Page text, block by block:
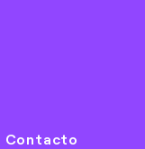
Contacto